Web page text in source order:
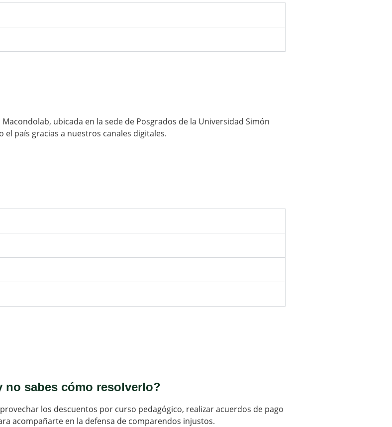
ubicada en la sede de Posgrados de la Universidad Simón
país gracias a nuestros canales digitales.
no sabes cómo resolverlo?
los descuentos por curso pedagógico, realizar acuerdos de pago
acompañarte en la defensa de comparendos injustos.